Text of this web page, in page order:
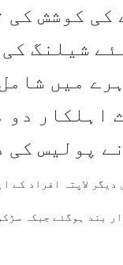
کی کوشش
شیلنگ
میں
اہلکار
پولیس کی
لاپتہ افراد کے
بند ہوگئے جبکہ